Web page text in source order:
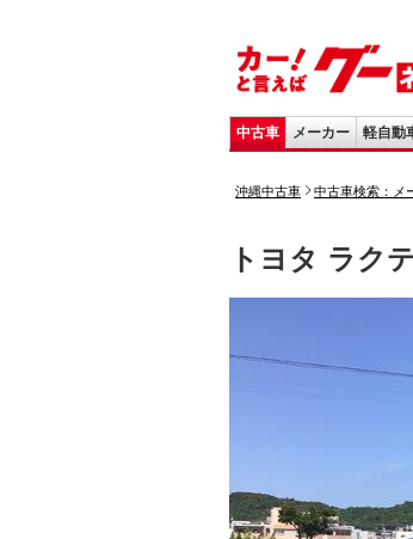
中古車 メーカー 軽自動
沖縄中古車 中古車検索：メ
トヨタ ラク